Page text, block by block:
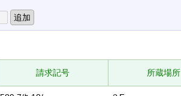
請求記号 所蔵場所